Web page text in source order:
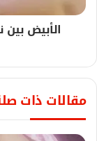
الأبيض
مقالات ذات